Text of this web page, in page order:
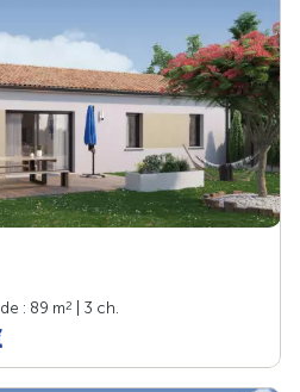
: 89 m2
| 3 ch.